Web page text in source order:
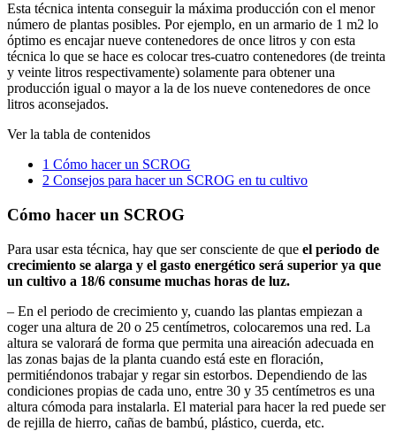
Esta técnica intenta conseguir la máxima producción con el menor
número de plantas posibles. Por ejemplo, en un armario de 1 m2 lo
óptimo es encajar nueve contenedores de once litros y con esta
técnica lo que se hace es colocar tres-cuatro contenedores (de treinta
y veinte litros respectivamente) solamente para obtener una
producción igual o mayor a la de los nueve contenedores de once
litros aconsejados.
Ver la tabla de contenidos
1 Cómo hacer un SCROG
2 Consejos para hacer un SCROG en tu cultivo
Cómo hacer un SCROG
Para usar esta técnica, hay que ser consciente de que el periodo de
crecimiento se alarga y el gasto energético será superior ya que
un cultivo a 18/6 consume muchas horas de luz.
– En el periodo de crecimiento y, cuando las plantas empiezan a
coger una altura de 20 o 25 centímetros, colocaremos una red. La
altura se valorará de forma que permita una aireación adecuada en
las zonas bajas de la planta cuando está este en floración,
permitiéndonos trabajar y regar sin estorbos. Dependiendo de las
condiciones propias de cada uno, entre 30 y 35 centímetros es una
altura cómoda para instalarla. El material para hacer la red puede ser
de rejilla de hierro, cañas de bambú, plástico, cuerda, etc.